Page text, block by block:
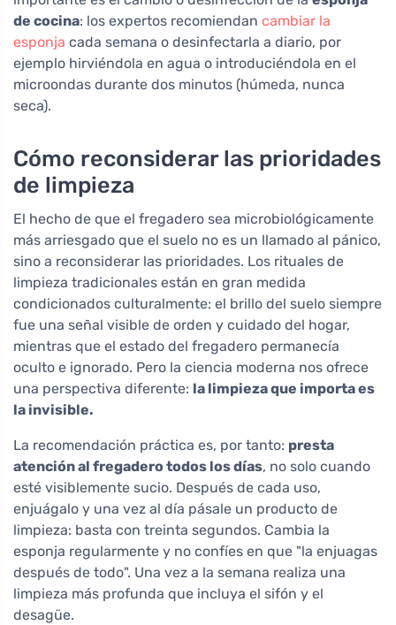
de cocina: los expertos recomiendan cambiar la
esponja cada semana o desinfectarla a diario, por
ejemplo hirviéndola en agua o introduciéndola en el
microondas durante dos minutos (húmeda, nunca
seca).
Cómo reconsiderar las prioridades
de limpieza
El hecho de que el fregadero sea microbiológicamente
más arriesgado que el suelo no es un llamado al pánico,
sino a reconsiderar las prioridades. Los rituales de
limpieza tradicionales están en gran medida
condicionados culturalmente: el brillo del suelo siempre
fue una señal visible de orden y cuidado del hogar,
mientras que el estado del fregadero permanecía
oculto e ignorado. Pero la ciencia moderna nos ofrece
una perspectiva diferente: la limpieza que importa es
la invisible.
La recomendación práctica es, por tanto: presta
atención al fregadero todos los días, no solo cuando
esté visiblemente sucio. Después de cada uso,
enjuágalo y una vez al día pásale un producto de
limpieza: basta con treinta segundos. Cambia la
esponja regularmente y no confíes en que "la enjuagas
después de todo". Una vez a la semana realiza una
limpieza más profunda que incluya el sifón y el
desagüe.